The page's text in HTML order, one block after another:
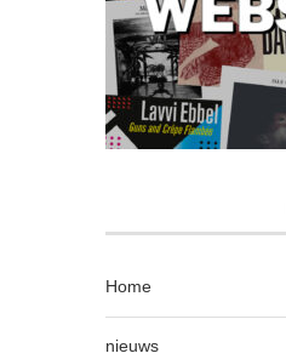
Home
nieuws